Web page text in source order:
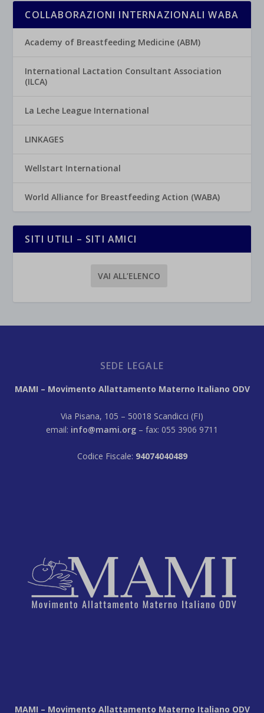
COLLABORAZIONI INTERNAZIONALI WABA
Academy of Breastfeeding Medicine (ABM)
International Lactation Consultant Association
(ILCA)
La Leche League International
LINKAGES
Wellstart International
World Alliance for Breastfeeding Action (WABA)
SITI UTILI – SITI AMICI
VAI ALL’ELENCO
SEDE LEGALE
MAMI – Movimento Allattamento Materno Italiano ODV
Via Pisana, 105 – 50018 Scandicci (FI)
email: info@mami.org – fax: 055 3906 9711
Codice Fiscale: 94074040489
MAMI – Movimento Allattamento Materno Italiano ODV